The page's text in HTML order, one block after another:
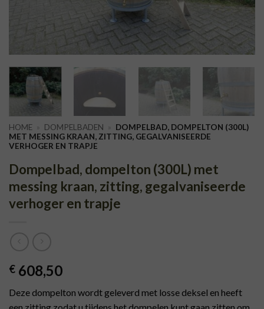
HOME » DOMPELBADEN » DOMPELBAD, DOMPELTON (300L)
MET MESSING KRAAN, ZITTING, GEGALVANISEERDE
VERHOGER EN TRAPJE
Dompelbad, dompelton (300L) met
messing kraan, zitting, gegalvaniseerde
verhoger en trapje
€ 608,50
Deze dompelton wordt geleverd met losse deksel en heeft